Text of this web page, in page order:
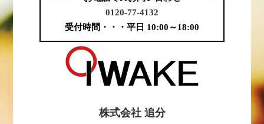
0120-77-4132
受付時間・・・平日 10:00～18:00
株式会社 追分